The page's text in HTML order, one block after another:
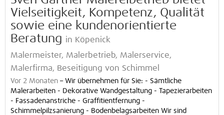
Vielseitigkeit, Kompetenz, Qualität
sowie eine kundenorientierte
Beratung in Köpenick
Malermeister, Malerbetrieb, Malerservice,
Malerfirma, Beseitigung von Schimmel
Vor 2 Monaten – Wir übernehmen für Sie: - Sämtliche
Malerarbeiten - Dekorative Wandgestaltung - Tapezierarbeiten
- Fassadenanstriche - Graffitientfernung -
Schimmelpilzsanierung - Bodenbelagsarbeiten Wir sind